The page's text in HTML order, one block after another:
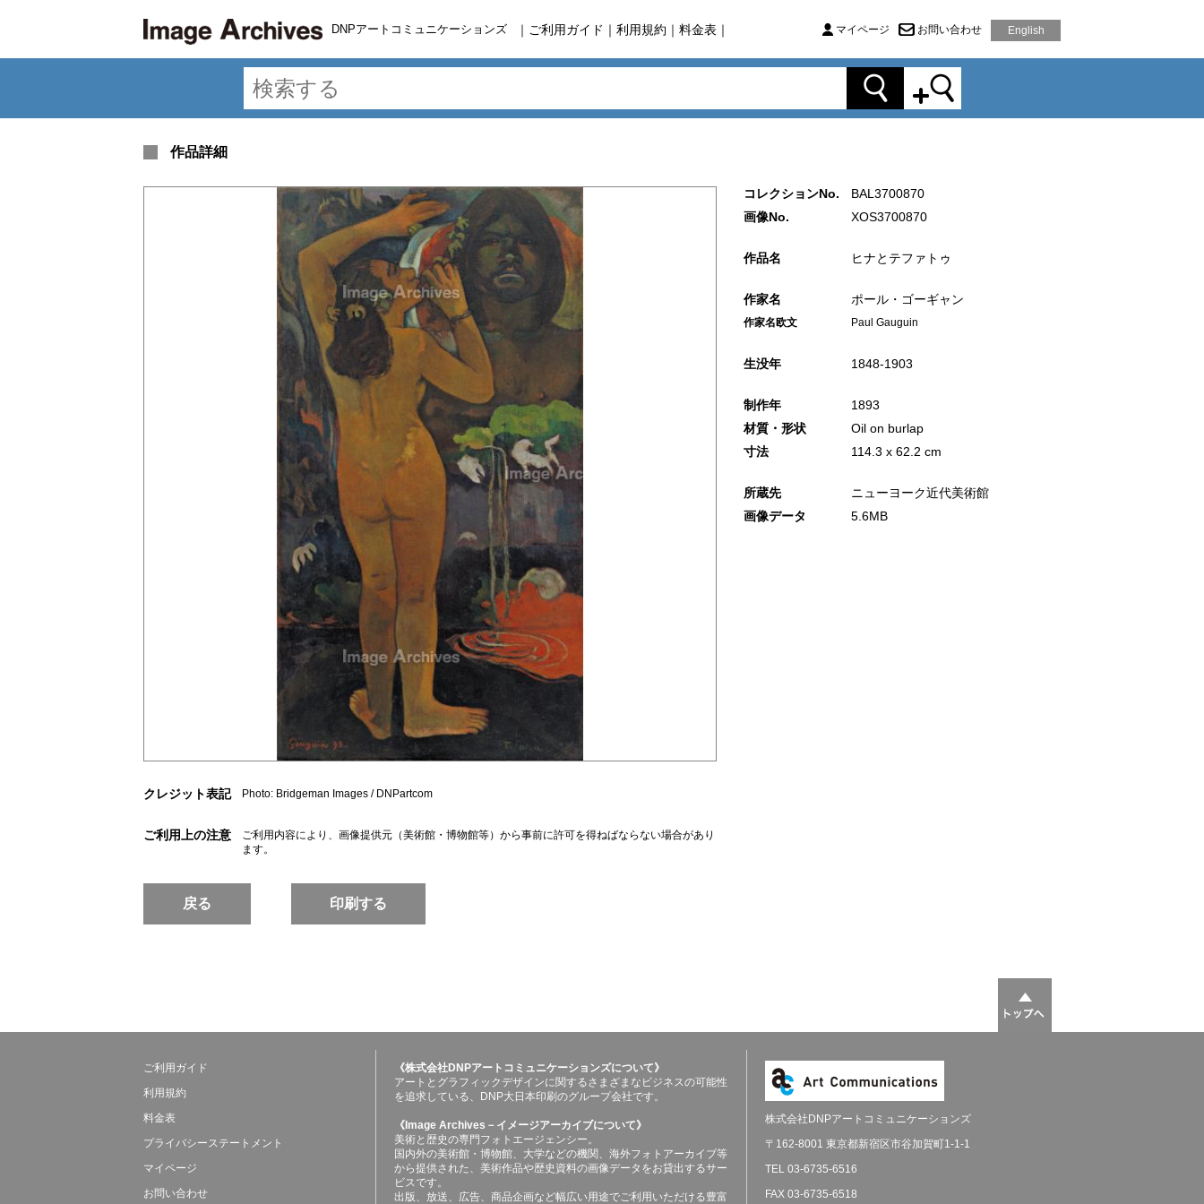
DNPアートコミュニケーションズ ｜ ご利用ガイド ｜ 利用規約 ｜ 料金表 ｜ マイページ お問い合わせ English
作品詳細
クレジット表記 Photo: Bridgeman Images / DNPartcom
ご利用上の注意
ご利用内容により、画像提供元（美術館・博物館等）から事前に許可を得ねばならない場合があり
ます。
戻る 印刷する
コレクションNo.
BAL3700870
画像No.
XOS3700870
作品名 ヒナとテファトゥ
作家名 ポール・ゴーギャン
作家名欧文 Paul Gauguin
生没年 1848‐1903
制作年
1893
材質・形状
Oil on burlap
寸法
114.3 x 62.2 cm
所蔵先
ニューヨーク近代美術館
画像データ
5.6MB
ご利用ガイド
利用規約
料金表
プライバシーステートメント
マイページ
お問い合わせ
《株式会社DNPアートコミュニケーションズについて》
アートとグラフィックデザインに関するさまざまなビジネスの可能性
を追求している、DNP大日本印刷のグループ会社です。
《Image Archives－イメージアーカイブについて》
美術と歴史の専門フォトエージェンシー。
国内外の美術館・博物館、大学などの機関、海外フォトアーカイブ等
から提供された、美術作品や歴史資料の画像データをお貸出するサー
ビスです。
出版、放送、広告、商品企画など幅広い用途でご利用いただける豊富
株式会社DNPアートコミュニケーションズ
〒162-8001 東京都新宿区市谷加賀町1-1-1
TEL 03-6735-6516
FAX 03-6735-6518